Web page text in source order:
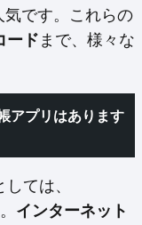
気です。これらの
ード まで、様々な
アプリはあります
しては、
インターネット